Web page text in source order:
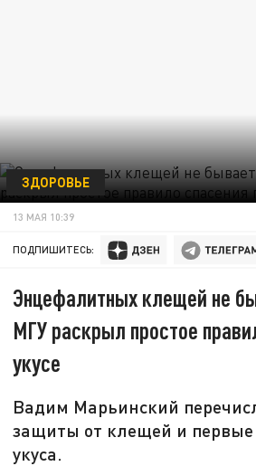
ЗДОРОВЬЕ
13 МАЯ 10:39
ПОДПИШИТЕСЬ:
Энцефалитных клещей не
МГУ раскрыл простое
укусе
Вадим Марьинский
защиты от клещей и первые
укуса.